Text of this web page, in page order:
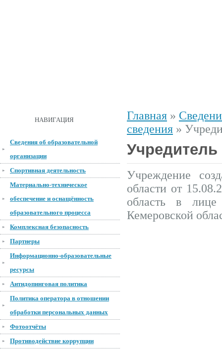
НАВИГАЦИЯ
Сведения об образовательной
организации
Спортивная деятельность
Материально-техническое
обеспечение и оснащённость
образовательного процесса
Комплексная безопасность
Партнеры
Информационно-образовательные
ресурсы
Антидопинговая политика
Политика оператора в отношении
обработки персональных данных
Фотоотчёты
Противодействие коррупции
Главная »
сведения »
Учредитель
Учреждение
области от
область в
Кемеровской